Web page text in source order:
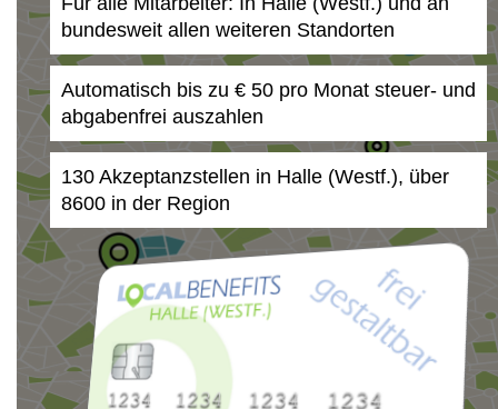
bundesweit allen weiteren Standorten
Automatisch bis zu € 50 pro Monat steuer- und
abgabenfrei auszahlen
130 Akzeptanzstellen in Halle (Westf.), über
8600 in der Region